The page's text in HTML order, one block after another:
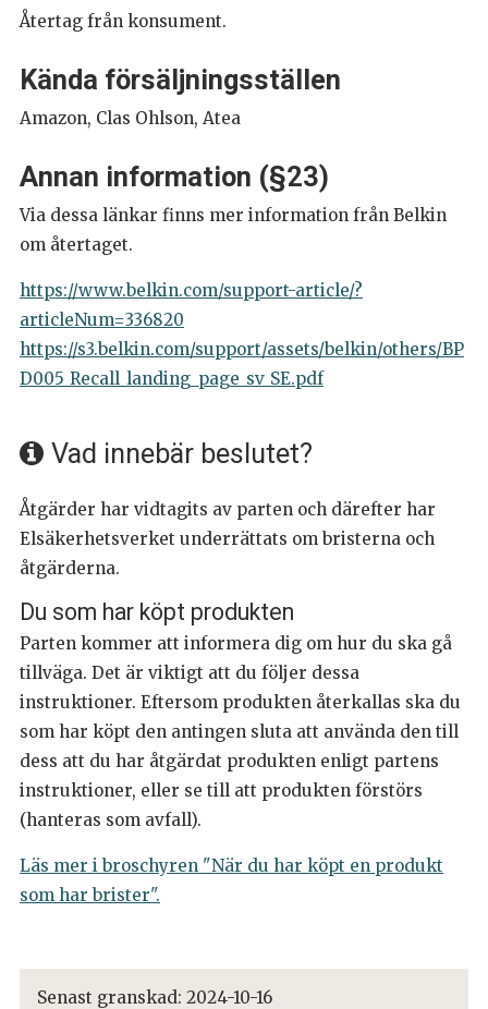
Återtag från konsument.
Kända försäljningsställen
Amazon, Clas Ohlson, Atea
Annan information (§23)
Via dessa länkar finns mer information från Belkin
om återtaget.
https://www.belkin.com/support-article/?
articleNum=336820
https://s3.belkin.com/support/assets/belkin/others/BP
D005_Recall_landing_page_sv_SE.pdf
Vad innebär beslutet?
Åtgärder har vidtagits av parten och därefter har
Elsäkerhetsverket underrättats om bristerna och
åtgärderna.
Du som har köpt produkten
Parten kommer att informera dig om hur du ska gå
tillväga. Det är viktigt att du följer dessa
instruktioner. Eftersom produkten återkallas ska du
som har köpt den antingen sluta att använda den till
dess att du har åtgärdat produkten enligt partens
instruktioner, eller se till att produkten förstörs
(hanteras som avfall).
Läs mer i broschyren "När du har köpt en produkt
som har brister".
Senast granskad: 2024-10-16